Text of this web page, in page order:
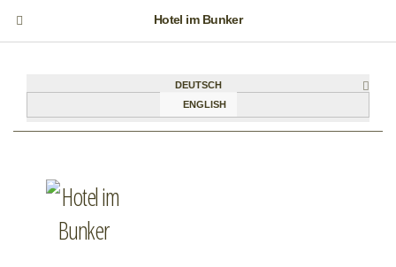
Hotel im Bunker
DEUTSCH
ENGLISH